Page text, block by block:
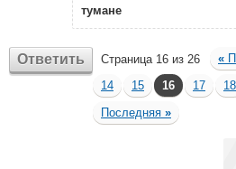
тумане
Ответить Страница 16 из 26 «
14
15 16 17 18
Последняя »